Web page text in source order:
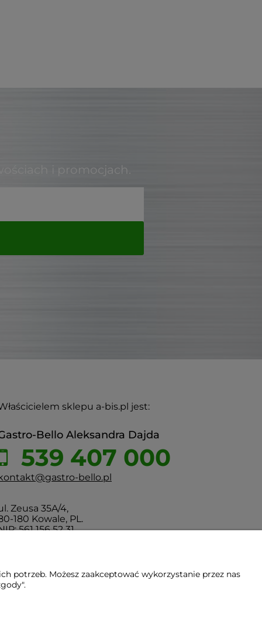
i promocjach.
sklepu a-bis.pl jest:
Bello Aleksandra Dajda
539 407 000
bello.pl
Zeusa 35A/4,
180 Kowale, PL.
561 156 52 31
- Trójmiasto - Pomorskie
potrzeb. Możesz zaakceptować wykorzystanie przez nas